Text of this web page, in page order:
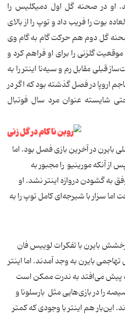
او در صحنه گل اول دمیکلیس را
بوت را فریب داد و توپ را از بالای
گل دوم هم حرکت گام به گام وی
گلزنی را برای او فراهم کرد و
قبلی مقابل رم و سیه‌نا اینتر را به
اروپا در فصل گذشته بود که اگر در
شایسته عنوان مرد سال فوتبال
بایرن در آخرین بازی فصل بود. اما
از آنکه مورینیو را مجبور به
به گشودن دروازه اینتر نشد. او
اما سزار با شیرجه‌ای کامل توپ را به
بایرن با تفکرات لوییس فان
بایرن به وجد آمدند. اما اینتر
پیش می‌افتد به ندرت ممکن است
را در بازی‌هایی مثل بارسلونا و
این‌بار هم اینتر با وجودی که کمتر